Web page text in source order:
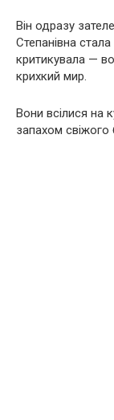
Він одразу
Степанівна
критикувала —
крихкий мир.
Вони всілися на
запахом свіжого